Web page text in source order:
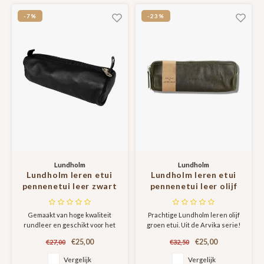
vrouwen cadeautjes
-7%
Lundholm
Lundholm leren etui
pennenetui leer zwart
- pennenzak
volwassenen - cadeau
voor man verjaardag -
mannen cadeautjes
etui voor pennen
Gemaakt van hoge kwaliteit
rundleer en geschikt voor het
pennen en potloden.De
€27,00 €25,00
Vergelijk
-23%
Lundholm
Lundholm leren etui
pennenetui leer olijf
groen
Prachtige Lundholm leren olijf
groen etui. Uit de Arvika serie!
€32,50 €25,00
Vergelijk